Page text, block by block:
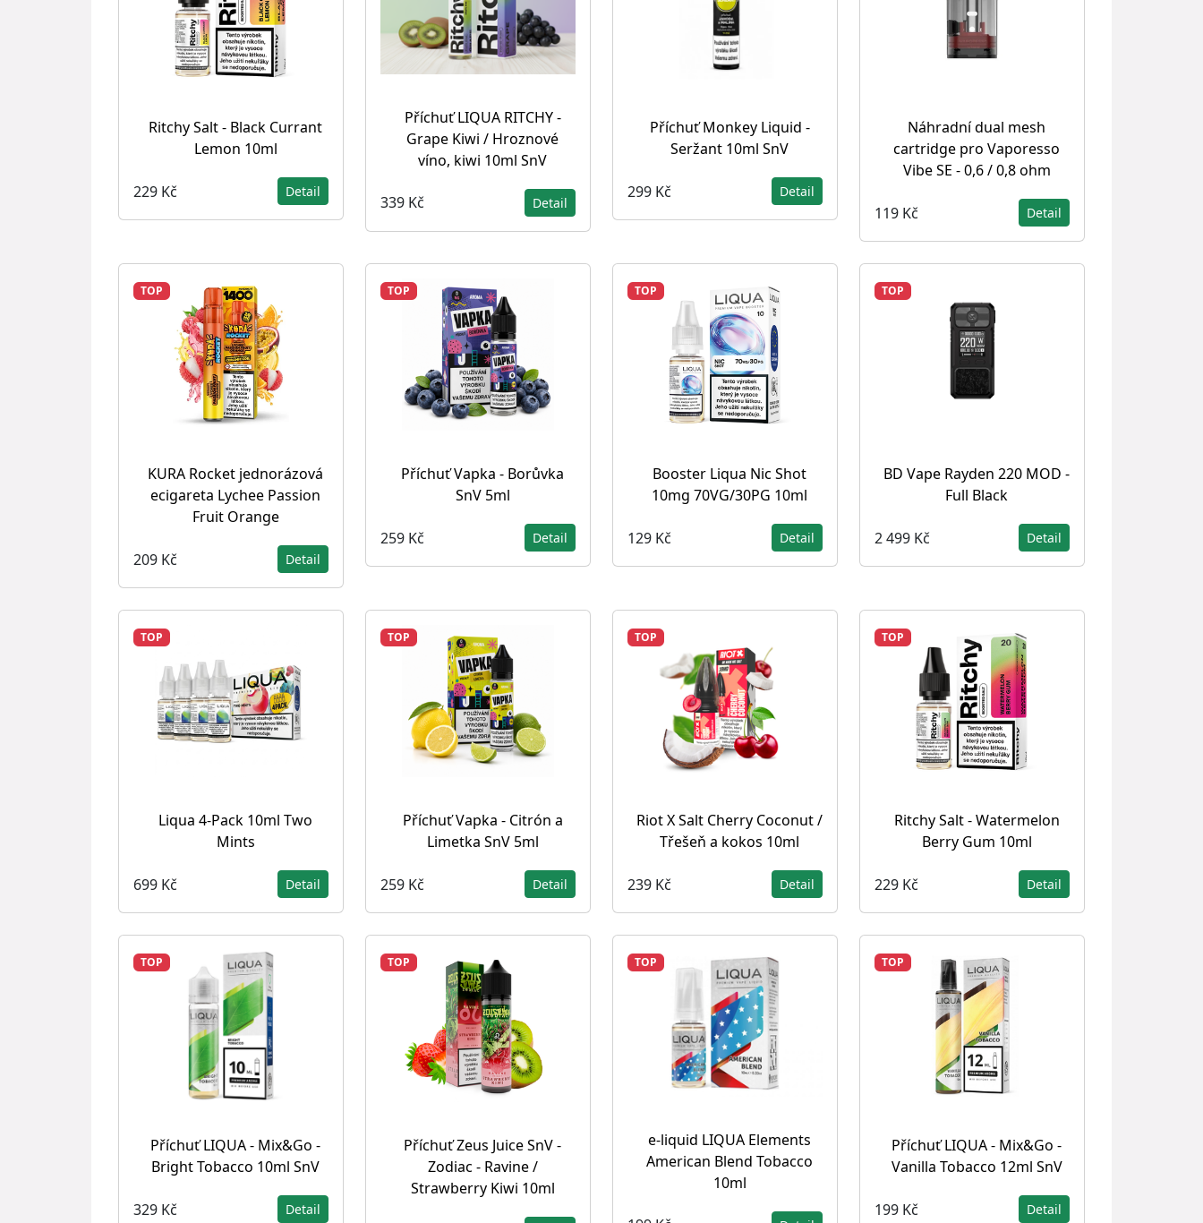
Ritchy Salt - Black Currant
Lemon 10ml
229 Kč Detail
Příchuť LIQUA RITCHY -
Grape Kiwi / Hroznové
víno, kiwi 10ml SnV
339 Kč Detail
Příchuť Monkey Liquid -
Seržant 10ml SnV
299 Kč Detail
Náhradní dual mesh
cartridge pro Vaporesso
Vibe SE - 0,6 / 0,8 ohm
119 Kč Detail
TOP
KURA Rocket jednorázová
ecigareta Lychee Passion
Fruit Orange
209 Kč Detail
TOP
Příchuť Vapka - Borůvka
SnV 5ml
259 Kč Detail
TOP
Booster Liqua Nic Shot
10mg 70VG/30PG 10ml
129 Kč Detail
TOP
BD Vape Rayden 220 MOD -
Full Black
2 499 Kč Detail
TOP
Liqua 4-Pack 10ml Two
Mints
699 Kč Detail
TOP
Příchuť Vapka - Citrón a
Limetka SnV 5ml
259 Kč Detail
TOP
Riot X Salt Cherry Coconut /
Třešeň a kokos 10ml
239 Kč Detail
TOP
Ritchy Salt - Watermelon
Berry Gum 10ml
229 Kč Detail
TOP
Příchuť LIQUA - Mix&Go -
Bright Tobacco 10ml SnV
329 Kč Detail
TOP
Příchuť Zeus Juice SnV -
Zodiac - Ravine /
Strawberry Kiwi 10ml
TOP
e-liquid LIQUA Elements
American Blend Tobacco
10ml
TOP
Příchuť LIQUA - Mix&Go -
Vanilla Tobacco 12ml SnV
199 Kč Detail